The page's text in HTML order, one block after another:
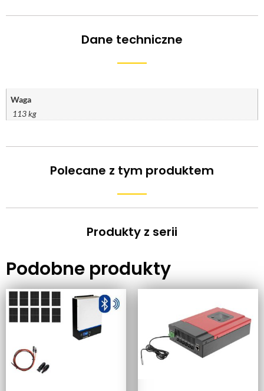
Dane techniczne
Waga
113 kg
Polecane z tym produktem
Produkty z serii
Podobne produkty